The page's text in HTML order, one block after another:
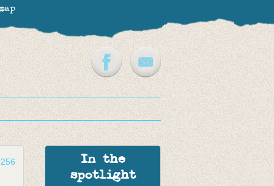
In the
spotlight